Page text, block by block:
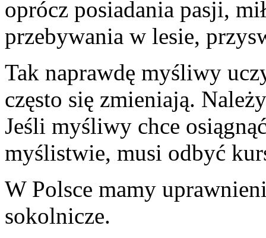
oprócz posiadania pasji,
przebywania w lesie,
Tak naprawdę myśliwy
często się zmieniają.
Jeśli myśliwy chce
myślistwie, musi odbyć
W Polsce mamy
sokolnicze.